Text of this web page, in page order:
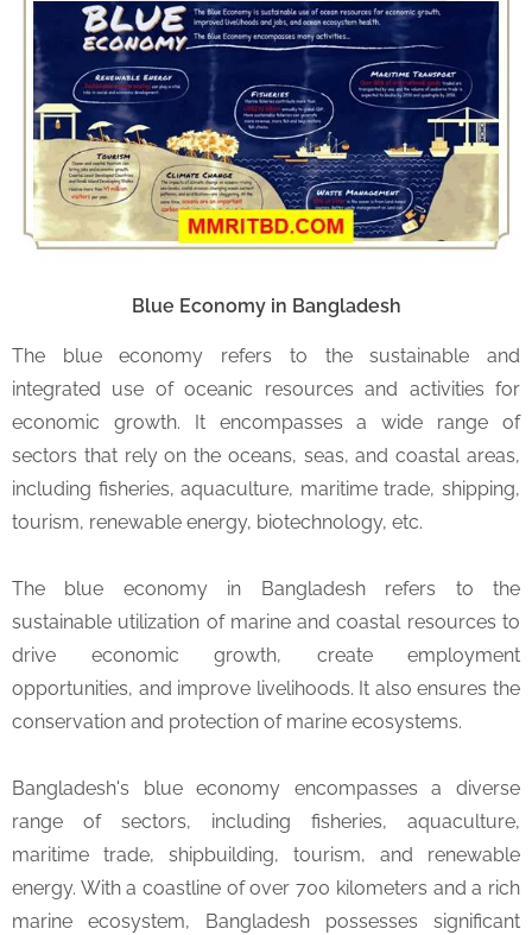
Blue Economy in Bangladesh
The blue economy refers to the sustainable and
integrated use of oceanic resources and activities for
economic growth. It encompasses a wide range of
sectors that rely on the oceans, seas, and coastal areas,
including fisheries, aquaculture, maritime trade, shipping,
tourism, renewable energy, biotechnology, etc.
The blue economy in Bangladesh refers to the
sustainable utilization of marine and coastal resources to
drive economic growth, create employment
opportunities, and improve livelihoods. It also ensures the
conservation and protection of marine ecosystems.
Bangladesh's blue economy encompasses a diverse
range of sectors, including fisheries, aquaculture,
maritime trade, shipbuilding, tourism, and renewable
energy. With a coastline of over 700 kilometers and a rich
marine ecosystem, Bangladesh possesses significant